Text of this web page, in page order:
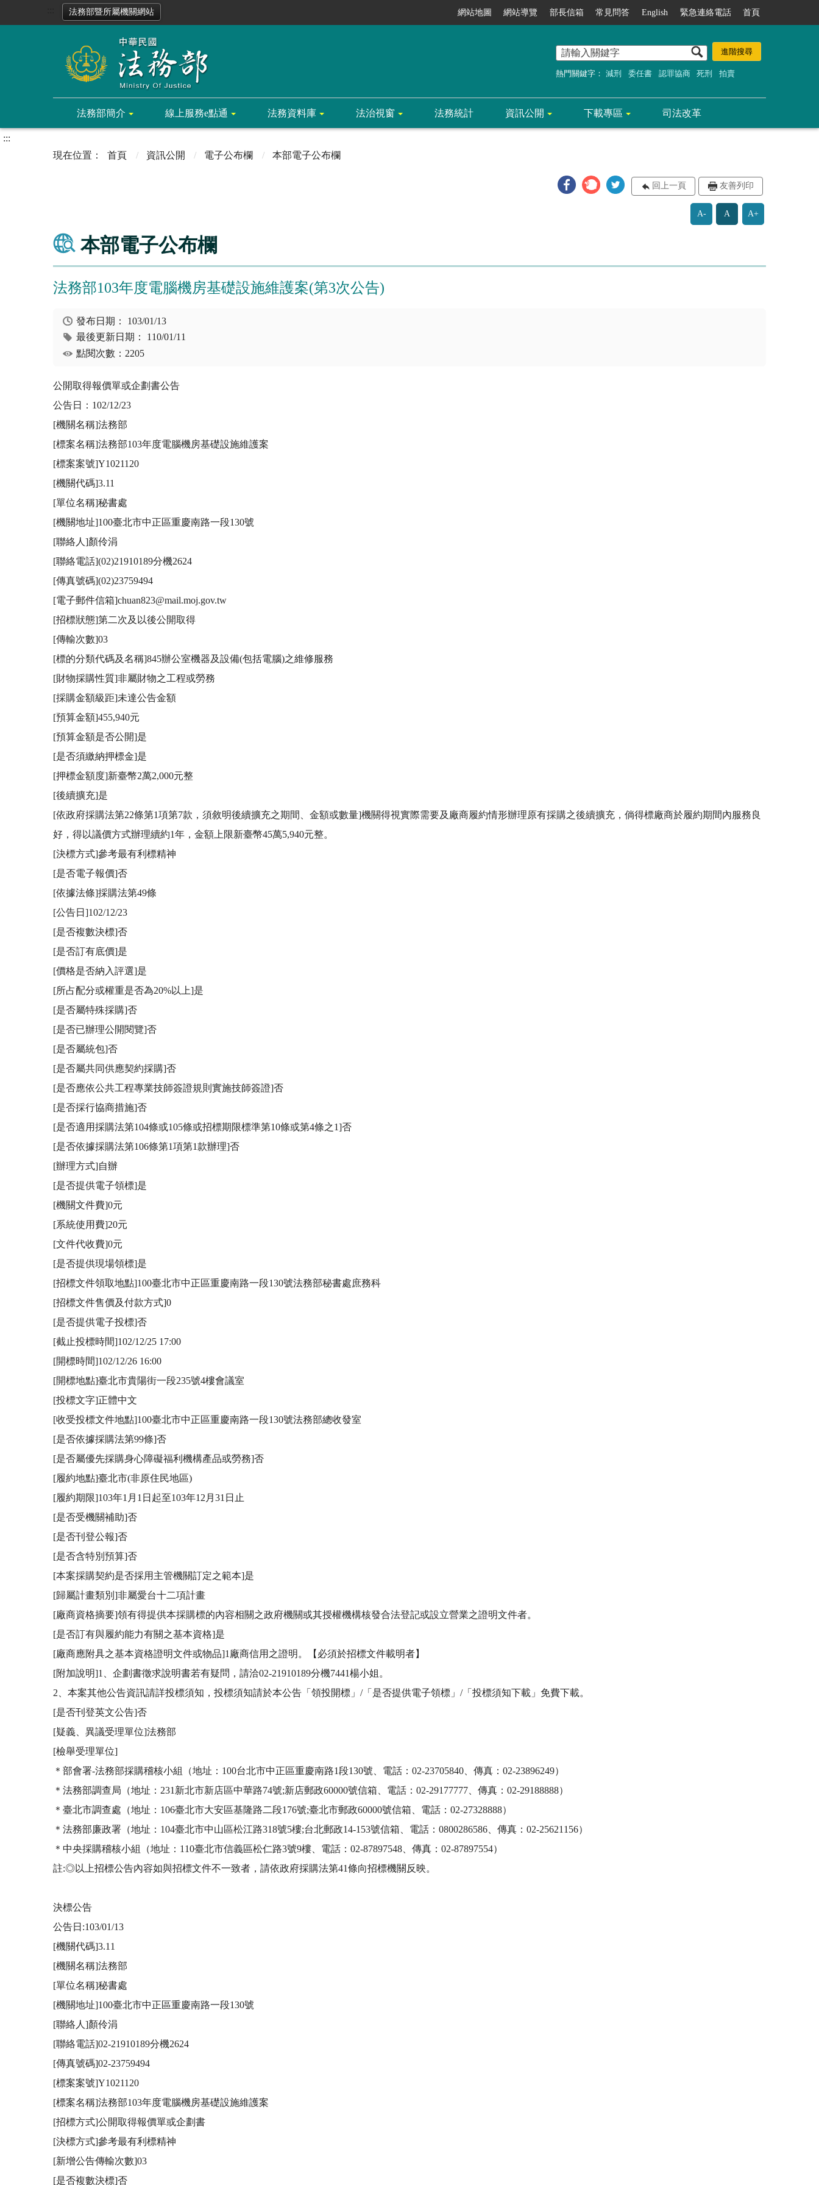
法務部暨所屬機關網站 網站地圖 網站導覽 部長信箱 常見問答 English 緊急連絡電話 首頁
熱門關鍵字： 減刑 委任書 認罪協商 死刑 拍賣
法務部簡介 線上服務e點通 法務資料庫 法治視窗 法務統計 資訊公開 下載專區 司法改革
:::
首頁
資訊公開 電子公布欄 本部電子公布欄
回上一頁 友善列印
A- A A+
本部電子公布欄
法務部103年度電腦機房基礎設施維護案(第3次公告)
發布日期： 103/01/13
最後更新日期： 110/01/11
點閱次數：2205
公開取得報價單或企劃書公告
公告日：102/12/23
[機關名稱]法務部
[標案名稱]法務部103年度電腦機房基礎設施維護案
[標案案號]Y1021120
[機關代碼]3.11
[單位名稱]秘書處
[機關地址]100臺北市中正區重慶南路一段130號
[聯絡人]顏伶涓
[聯絡電話](02)21910189分機2624
[傳真號碼](02)23759494
[電子郵件信箱]chuan823@mail.moj.gov.tw
[招標狀態]第二次及以後公開取得
[傳輸次數]03
[標的分類代碼及名稱]845辦公室機器及設備(包括電腦)之維修服務
[財物採購性質]非屬財物之工程或勞務
[採購金額級距]未達公告金額
[預算金額]455,940元
[預算金額是否公開]是
[是否須繳納押標金]是
[押標金額度]新臺幣2萬2,000元整
[後續擴充]是
[依政府採購法第22條第1項第7款，須敘明後續擴充之期間、金額或數量]機關得視實際需要及廠商履約情形辦理原有採購之後續擴充，倘得標廠商於履約期間內服務良
好，得以議價方式辦理續約1年，金額上限新臺幣45萬5,940元整。
[決標方式]參考最有利標精神
[是否電子報價]否
[依據法條]採購法第49條
[公告日]102/12/23
[是否複數決標]否
[是否訂有底價]是
[價格是否納入評選]是
[所占配分或權重是否為20%以上]是
[是否屬特殊採購]否
[是否已辦理公開閱覽]否
[是否屬統包]否
[是否屬共同供應契約採購]否
[是否應依公共工程專業技師簽證規則實施技師簽證]否
[是否採行協商措施]否
[是否適用採購法第104條或105條或招標期限標準第10條或第4條之1]否
[是否依據採購法第106條第1項第1款辦理]否
[辦理方式]自辦
[是否提供電子領標]是
[機關文件費]0元
[系統使用費]20元
[文件代收費]0元
[是否提供現場領標]是
[招標文件領取地點]100臺北市中正區重慶南路一段130號法務部秘書處庶務科
[招標文件售價及付款方式]0
[是否提供電子投標]否
[截止投標時間]102/12/25 17:00
[開標時間]102/12/26 16:00
[開標地點]臺北市貴陽街一段235號4樓會議室
[投標文字]正體中文
[收受投標文件地點]100臺北市中正區重慶南路一段130號法務部總收發室
[是否依據採購法第99條]否
[是否屬優先採購身心障礙福利機構產品或勞務]否
[履約地點]臺北市(非原住民地區)
[履約期限]103年1月1日起至103年12月31日止
[是否受機關補助]否
[是否刊登公報]否
[是否含特別預算]否
[本案採購契約是否採用主管機關訂定之範本]是
[歸屬計畫類別]非屬愛台十二項計畫
[廠商資格摘要]領有得提供本採購標的內容相關之政府機關或其授權機構核發合法登記或設立營業之證明文件者。
[是否訂有與履約能力有關之基本資格]是
[廠商應附具之基本資格證明文件或物品]1廠商信用之證明。【必須於招標文件載明者】
[附加說明]1、企劃書徵求說明書若有疑問，請洽02-21910189分機7441楊小姐。
2、本案其他公告資訊請詳投標須知，投標須知請於本公告「領投開標」/「是否提供電子領標」/「投標須知下載」免費下載。
[是否刊登英文公告]否
[疑義、異議受理單位]法務部
[檢舉受理單位]
＊部會署-法務部採購稽核小組（地址：100台北市中正區重慶南路1段130號、電話：02-23705840、傳真：02-23896249）
＊法務部調查局（地址：231新北市新店區中華路74號;新店郵政60000號信箱、電話：02-29177777、傳真：02-29188888）
＊臺北市調查處（地址：106臺北市大安區基隆路二段176號;臺北市郵政60000號信箱、電話：02-27328888）
＊法務部廉政署（地址：104臺北市中山區松江路318號5樓;台北郵政14-153號信箱、電話：0800286586、傳真：02-25621156）
＊中央採購稽核小組（地址：110臺北市信義區松仁路3號9樓、電話：02-87897548、傳真：02-87897554）
註:◎以上招標公告內容如與招標文件不一致者，請依政府採購法第41條向招標機關反映。
決標公告
公告日:103/01/13
[機關代碼]3.11
[機關名稱]法務部
[單位名稱]秘書處
[機關地址]100臺北市中正區重慶南路一段130號
[聯絡人]顏伶涓
[聯絡電話]02-21910189分機2624
[傳真號碼]02-23759494
[標案案號]Y1021120
[標案名稱]法務部103年度電腦機房基礎設施維護案
[招標方式]公開取得報價單或企劃書
[決標方式]參考最有利標精神
[新增公告傳輸次數]03
[是否複數決標]否